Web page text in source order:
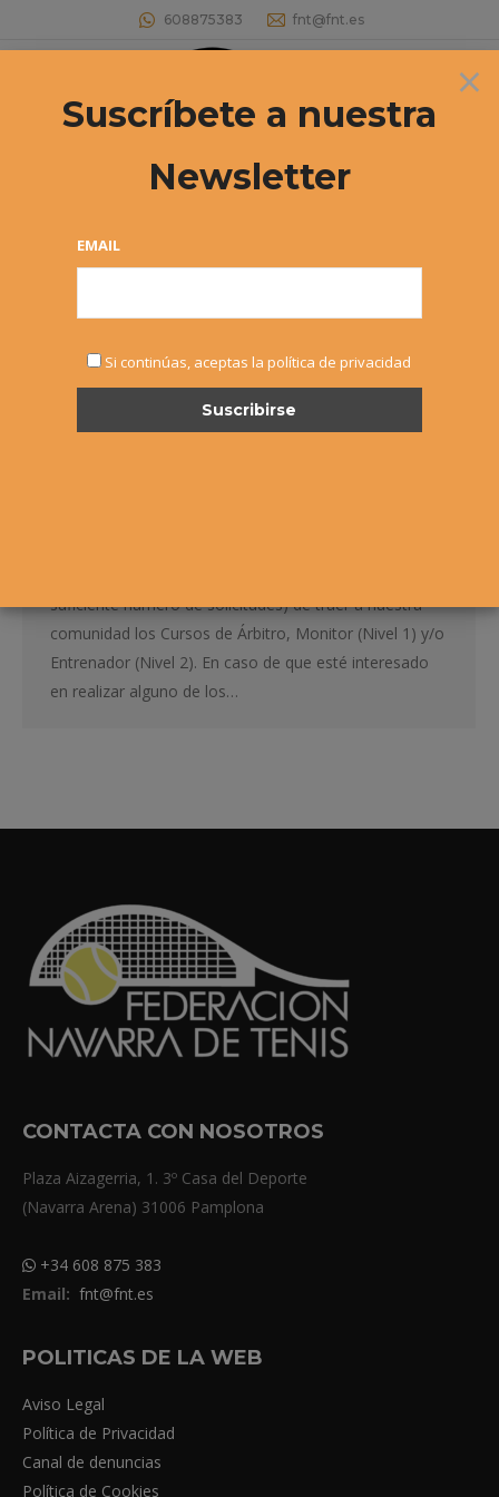
608875383 fnt@fnt.es
Buscar:
Archivos de etiqueta: árbitro
Formación – Cursos de Árbitro
Monitor y Entrenador
suficiente número de solicitudes) de traer a nuestra
comunidad los Cursos de Árbitro, Monitor (Nivel 1) y/o
Entrenador (Nivel 2). En caso de que esté interesado
en realizar alguno de los…
CONTACTA CON NOSOTROS
Plaza Aizagerria, 1. 3º Casa del Deporte
(Navarra Arena) 31006 Pamplona
+34 608 875 383
Email: fnt@fnt.es
POLITICAS DE LA WEB
Aviso Legal
Política de Privacidad
Canal de denuncias
Política de Cookies
×
Suscríbete a nuestra
Newsletter
EMAIL
Si continúas, aceptas la política de privacidad